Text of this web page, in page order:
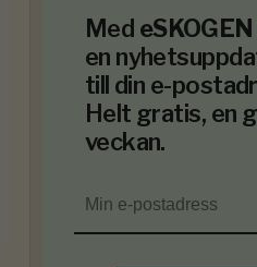
Med eSKOGEN
en
till din e-
Helt gratis, en
veckan.